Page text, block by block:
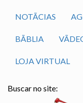
NOTÃ­CIAS
BÃ­BLIA
LOJA VIRTUAL
Buscar no site: